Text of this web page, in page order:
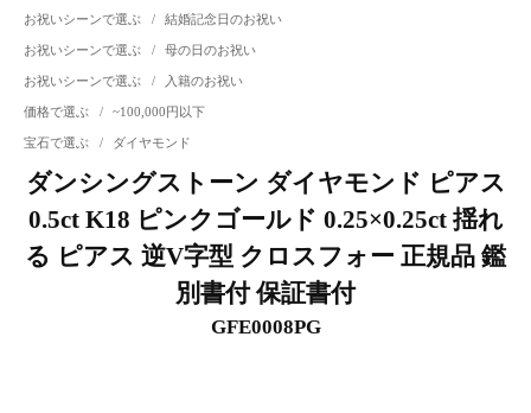
お祝いシーンで選ぶ / 結婚記念日のお祝い
お祝いシーンで選ぶ / 母の日のお祝い
お祝いシーンで選ぶ / 入籍のお祝い
価格で選ぶ / ~100,000円以下
宝石で選ぶ / ダイヤモンド
ダンシングストーン ダイヤモンド ピアス
0.5ct K18 ピンクゴールド 0.25×0.25ct 揺れ
る ピアス 逆V字型 クロスフォー 正規品 鑑
別書付 保証書付
GFE0008PG